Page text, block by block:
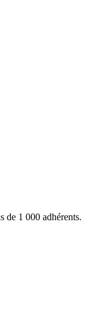
de 1 000 adhérents.